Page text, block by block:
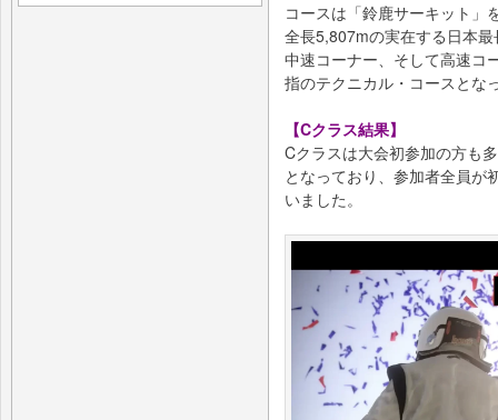
コースは「鈴鹿サーキット」
全長5,807mの実在する日本
中速コーナー、そして高速コ
指のテクニカル・コースとな
【Cクラス結果】
Cクラスは大会初参加の方も
となっており、参加者全員が
いました。